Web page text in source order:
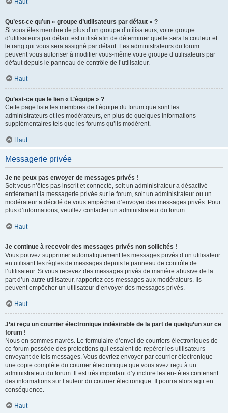
Haut
Qu’est-ce qu’un « groupe d’utilisateurs par défaut » ?
Si vous êtes membre de plus d’un groupe d’utilisateurs, votre groupe
d’utilisateurs par défaut est utilisé afin de déterminer quelle sera la couleur et
le rang qui vous sera assigné par défaut. Les administrateurs du forum
peuvent vous autoriser à modifier vous-même votre groupe d’utilisateurs par
défaut depuis le panneau de contrôle de l’utilisateur.
Haut
Qu’est-ce que le lien « L’équipe » ?
Cette page liste les membres de l’équipe du forum que sont les
administrateurs et les modérateurs, en plus de quelques informations
supplémentaires tels que les forums qu’ils modèrent.
Haut
Messagerie privée
Je ne peux pas envoyer de messages privés !
Soit vous n’êtes pas inscrit et connecté, soit un administrateur a désactivé
entièrement la messagerie privée sur le forum, soit un administrateur ou un
modérateur a décidé de vous empêcher d’envoyer des messages privés. Pour
plus d’informations, veuillez contacter un administrateur du forum.
Haut
Je continue à recevoir des messages privés non sollicités !
Vous pouvez supprimer automatiquement les messages privés d’un utilisateur
en utilisant les règles de messages depuis le panneau de contrôle de
l’utilisateur. Si vous recevez des messages privés de manière abusive de la
part d’un autre utilisateur, rapportez ces messages aux modérateurs. Ils
peuvent empêcher un utilisateur d’envoyer des messages privés.
Haut
J’ai reçu un courrier électronique indésirable de la part de quelqu’un sur ce
forum !
Nous en sommes navrés. Le formulaire d’envoi de courriers électroniques de
ce forum possède des protections qui essaient de repérer les utilisateurs
envoyant de tels messages. Vous devriez envoyer par courrier électronique
une copie complète du courrier électronique que vous avez reçu à un
administrateur du forum. Il est très important d’y inclure les en-têtes contenant
des informations sur l’auteur du courrier électronique. Il pourra alors agir en
conséquence.
Haut